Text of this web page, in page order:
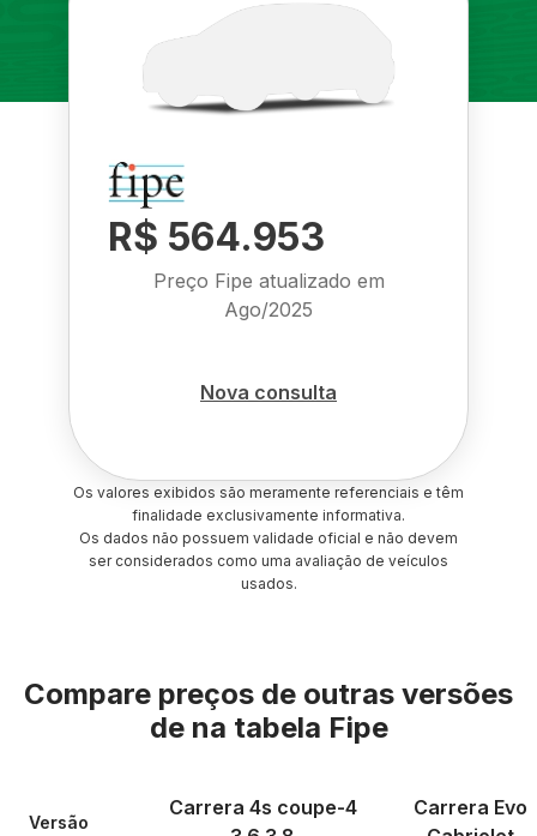
R$ 564.953
Preço Fipe atualizado em
Ago/2025
Nova consulta
Os valores exibidos são meramente referenciais e têm
finalidade exclusivamente informativa.
Os dados não possuem validade oficial e não devem
ser considerados como uma avaliação de veículos
usados.
Compare preços de outras versões
de na tabela Fipe
Versão
Carrera 4s coupe-4
Carrera Evo